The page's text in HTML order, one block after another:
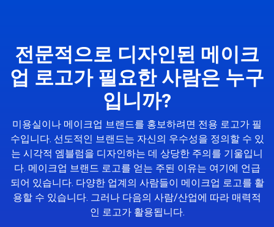
전문적으로 디자인된 메이크
업 로고가 필요한 사람은 누구
입니까?
미용실이나 메이크업 브랜드를 홍보하려면 전용 로고가 필
수입니다. 선도적인 브랜드는 자신의 우수성을 정의할 수 있
는 시각적 엠블럼을 디자인하는 데 상당한 주의를 기울입니
다. 메이크업 브랜드 로고를 얻는 주된 이유는 여기에 언급
되어 있습니다. 다양한 업계의 사람들이 메이크업 로고를 활
용할 수 있습니다. 그러나 다음의 사람/산업에 따라 매력적
인 로고가 활용됩니다.